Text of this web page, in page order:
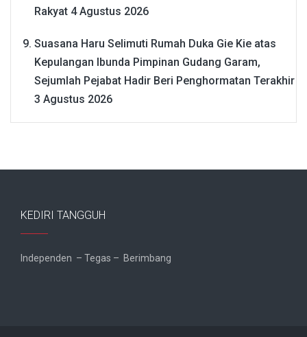
Rakyat 4 Agustus 2026
Suasana Haru Selimuti Rumah Duka Gie Kie atas
Kepulangan Ibunda Pimpinan Gudang Garam,
Sejumlah Pejabat Hadir Beri Penghormatan Terakhir
3 Agustus 2026
KEDIRI TANGGUH
Independen – Tegas – Berimbang